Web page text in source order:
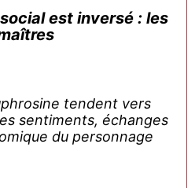
est inversé : les
tendent vers
sentiments, échanges
du personnage